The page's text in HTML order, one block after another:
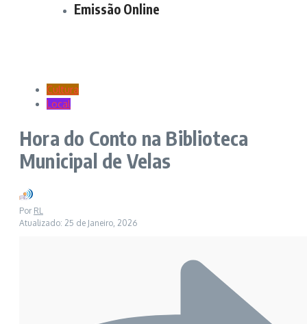
Emissão Online
Cultura
Local
Hora do Conto na Biblioteca
Municipal de Velas
Por RL
Atualizado: 25 de Janeiro, 2026